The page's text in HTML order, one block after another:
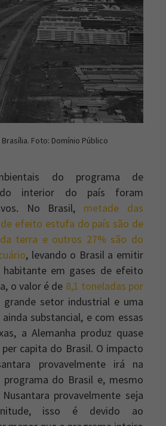
Foto: Domínio Público
do programa de
do interior do país foram
No Brasil, metade das
efeito estufa do país são de
terra e outros 27% são do
, levando o Brasil a emitir
habitante em gases de efeito
o valor é de 8,1 toneladas por
setor industrial e uma
substancial, e com essas
a Alemanha produz quase
capita do Brasil. O impacto
provavelmente irá na
do Brasil e, mesmo
provavelmente seja
isso é devido ao